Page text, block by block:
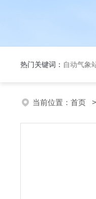
热门关键词： 自动气象
当前位置： 首页 >